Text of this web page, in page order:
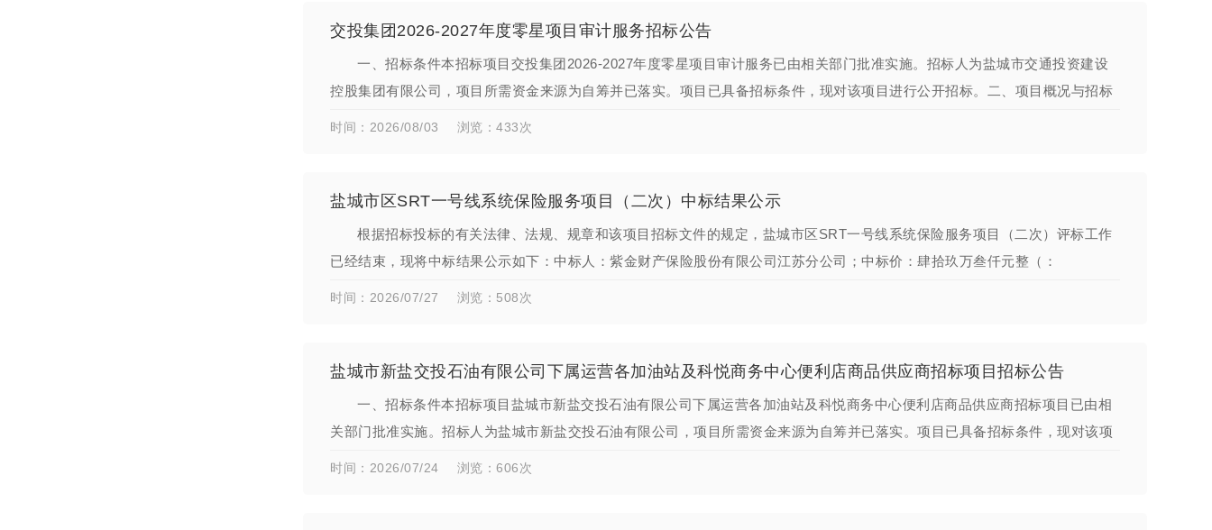
交投集团2026-2027年度零星项目审计服务招标公告
一、招标条件本招标项目交投集团2026-2027年度零星项目审计服务已由相关部门批准实施。招标人为盐城市交通投资建设
控股集团有限公司，项目所需资金来源为自筹并已落实。项目已具备招标条件，现对该项目进行公开招标。二、项目概况与招标
范围1、项目名称：交投集团2026-20…
时间：2026/08/03 浏览：433次
盐城市区SRT一号线系统保险服务项目（二次）中标结果公示
根据招标投标的有关法律、法规、规章和该项目招标文件的规定，盐城市区SRT一号线系统保险服务项目（二次）评标工作
已经结束，现将中标结果公示如下：中标人：紫金财产保险股份有限公司江苏分公司；中标价：肆拾玖万叁仟元整（：
493000.00元）；项目负责人：褚琳琳。以上评…
时间：2026/07/27 浏览：508次
盐城市新盐交投石油有限公司下属运营各加油站及科悦商务中心便利店商品供应商招标项目招标公告
一、招标条件本招标项目盐城市新盐交投石油有限公司下属运营各加油站及科悦商务中心便利店商品供应商招标项目已由相
关部门批准实施。招标人为盐城市新盐交投石油有限公司，项目所需资金来源为自筹并已落实。项目已具备招标条件，现对该项
目进行公开招标。二、项目概况与招…
时间：2026/07/24 浏览：606次